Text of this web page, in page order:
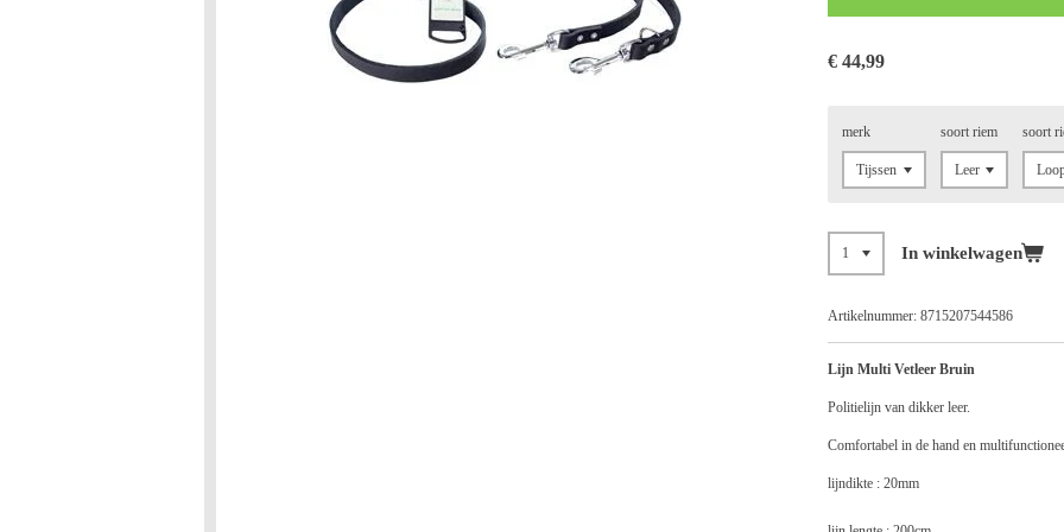
€ 44,99
merk soort riem soort
In winkelwagen
Artikelnummer: 8715207544586
Lijn Multi Vetleer Bruin
Politielijn van dikker leer.
Comfortabel in de hand en
lijndikte : 20mm